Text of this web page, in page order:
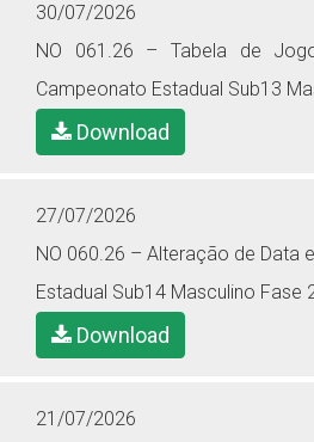
30/07/2026
NO 061.26 – Tabela de
Campeonato Estadual Sub13
Download
27/07/2026
NO 060.26 – Alteração de Data
Estadual Sub14 Masculino Fase
Download
21/07/2026